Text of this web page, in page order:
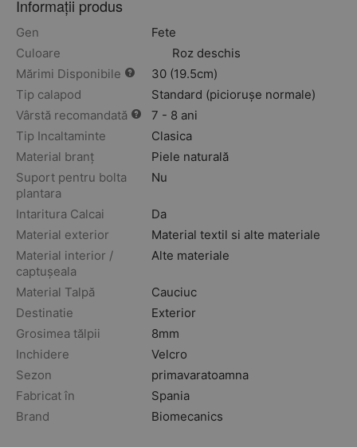
Informații produs
Gen
Fete
Culoare
Roz deschis
Mărimi Disponibile
30 (19.5cm)
Tip calapod
Standard (piciorușe normale)
Vârstă recomandată
7 - 8 ani
Tip Incaltaminte
Clasica
Material branț
Piele naturală
Suport pentru bolta
plantara
Nu
Intaritura Calcai
Da
Material exterior
Material textil si alte materiale
Material interior /
captușeala
Alte materiale
Material Talpă
Cauciuc
Destinatie
Exterior
Grosimea tălpii
8mm
Inchidere
Velcro
Sezon
primavaratoamna
Fabricat în
Spania
Brand
Biomecanics